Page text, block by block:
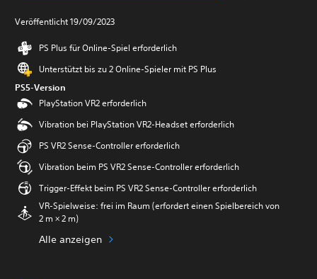
Veröffentlicht 19/09/2023
PS Plus für Online-Spiel erforderlich
Unterstützt bis zu 2 Online-Spieler mit PS Plus
PS5-Version
PlayStation VR2 erforderlich
Vibration bei PlayStation VR2-Headset erforderlich
PS VR2 Sense-Controller erforderlich
Vibration beim PS VR2 Sense-Controller erforderlich
Trigger-Effekt beim PS VR2 Sense-Controller erforderlich
VR-Spielweise: frei im Raum (erfordert einen Spielbereich von
2 m × 2 m)
Alle anzeigen